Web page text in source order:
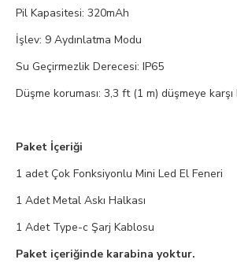
Pil Kapasitesi: 320mAh
İşlev: 9 Aydınlatma Modu
Su Geçirmezlik Derecesi: IP65
Düşme koruması: 3,3 ft (1 m) düşmeye karşı
Paket İçeriği
1 adet Çok Fonksiyonlu Mini Led El Feneri
1 Adet Metal Askı Halkası
1 Adet Type-c Şarj Kablosu
Paket içeriğinde karabina yoktur.